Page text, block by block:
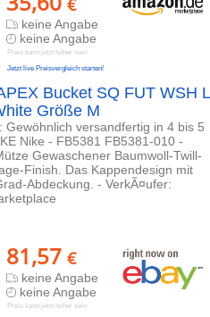
€
keine Angabe
keine Angabe
Preis kann jetzt höher sein
Jetzt live Preisvergleich starten!
Bucket SQ FUT WSH L
Größe M
versandfertig in 4 bis 5
Nike - FB5381 FB5381-010 -
Gewaschener Baumwoll-Twill-
Finish. Das Kappendesign mit
Abdeckung. - VerkÃ¤ufer:
81,57 €
keine Angabe
keine Angabe
Preis kann jetzt höher sein